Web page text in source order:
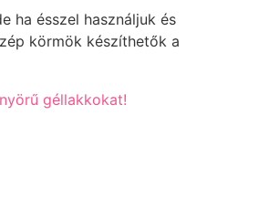
ha ésszel használjuk és
körmök készíthetők a
géllakkokat!